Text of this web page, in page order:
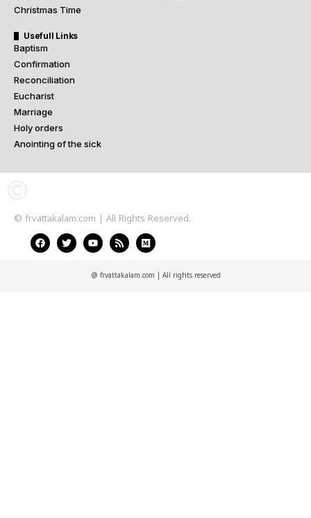
Christmas Time
Usefull Links
Baptism
Confirmation
Reconciliation
Eucharist
Marriage
Holy orders
Anointing of the sick
© frvattakalam.com | All Rights Reserved.
@ frvattakalam.com | All rights reserved